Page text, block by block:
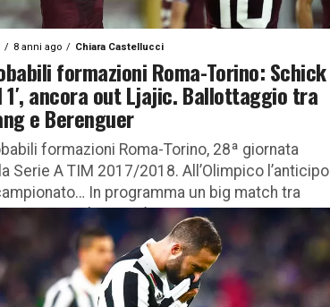
8 anni ago Chiara Castellucci
formazioni Roma-Torino: Schick
1′, ancora out Ljajic. Ballottaggio tra
e Berenguer
formazioni Roma-Torino, 28ª giornata
Serie A TIM 2017/2018. All’Olimpico l’anticipo
In programma un big match tra
e Torino che, aprirà questa...